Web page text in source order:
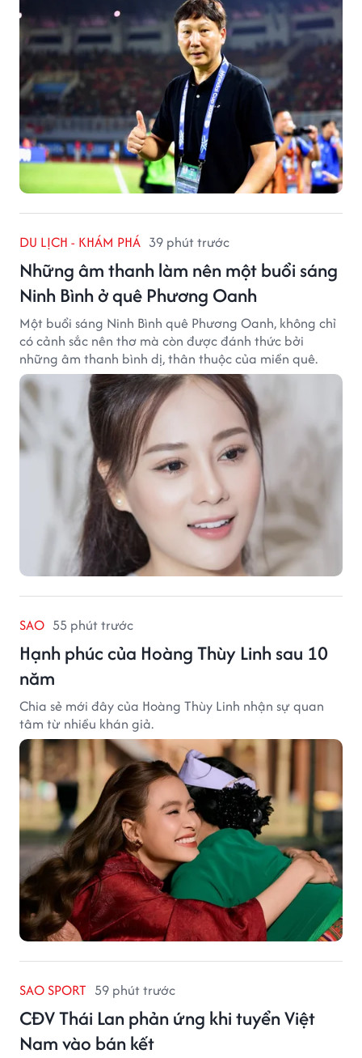
DU LỊCH - KHÁM PHÁ 39 phút trước
Những âm thanh làm nên một buổi sáng
Ninh Bình ở quê Phương Oanh
Một buổi sáng Ninh Bình quê Phương Oanh, không chỉ
có cảnh sắc nên thơ mà còn được đánh thức bởi
những âm thanh bình dị, thân thuộc của miền quê.
SAO 55 phút trước
Hạnh phúc của Hoàng Thùy Linh sau 10
năm
Chia sẻ mới đây của Hoàng Thùy Linh nhận sự quan
tâm từ nhiều khán giả.
SAO SPORT 59 phút trước
CĐV Thái Lan phản ứng khi tuyển Việt
Nam vào bán kết